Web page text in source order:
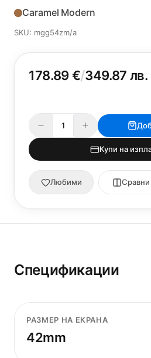
Caramel Modern
SKU: mgg54zm/a
178.89 €/349.87 лв.
Купи на
Любими Сравни
Спецификации
РАЗМЕР НА ЕКРАНА
42mm